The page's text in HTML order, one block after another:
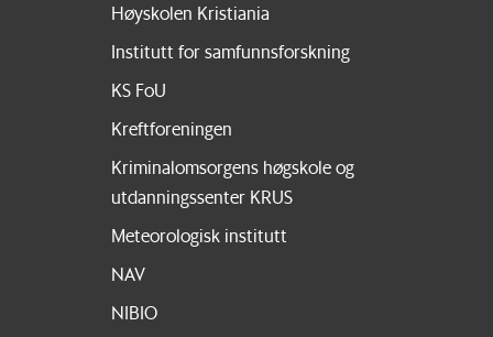
Høyskolen Kristiania
Institutt for samfunnsforskning
KS FoU
Kreftforeningen
Kriminalomsorgens høgskole og
utdanningssenter KRUS
Meteorologisk institutt
NAV
NIBIO